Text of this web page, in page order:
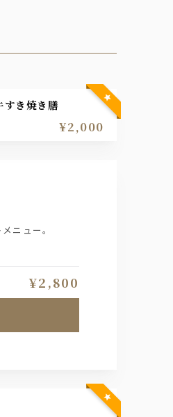
すき焼き膳
¥2,000
ニュー。
¥2,800